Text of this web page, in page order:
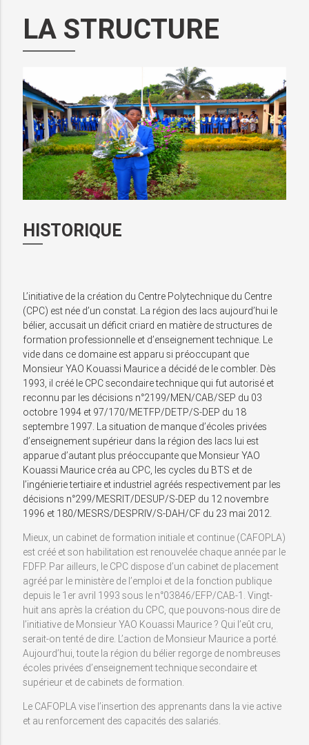
LA STRUCTURE
HISTORIQUE
L’initiative de la création du Centre Polytechnique du Centre
(CPC) est née d’un constat. La région des lacs aujourd’hui le
bélier, accusait un déficit criard en matière de structures de
formation professionnelle et d’enseignement technique. Le
vide dans ce domaine est apparu si préoccupant que
Monsieur YAO Kouassi Maurice a décidé de le combler. Dès
1993, il créé le CPC secondaire technique qui fut autorisé et
reconnu par les décisions n°2199/MEN/CAB/SEP du 03
octobre 1994 et 97/170/METFP/DETP/S-DEP du 18
septembre 1997. La situation de manque d’écoles privées
d’enseignement supérieur dans la région des lacs lui est
apparue d’autant plus préoccupante que Monsieur YAO
Kouassi Maurice créa au CPC, les cycles du BTS et de
l’ingénierie tertiaire et industriel agréés respectivement par les
décisions n°299/MESRIT/DESUP/S-DEP du 12 novembre
1996 et 180/MESRS/DESPRIV/S-DAH/CF du 23 mai 2012.
Mieux, un cabinet de formation initiale et continue (CAFOPLA)
est créé et son habilitation est renouvelée chaque année par le
FDFP. Par ailleurs, le CPC dispose d’un cabinet de placement
agréé par le ministère de l’emploi et de la fonction publique
depuis le 1er avril 1993 sous le n°03846/EFP/CAB-1. Vingt-
huit ans après la création du CPC, que pouvons-nous dire de
l’initiative de Monsieur YAO Kouassi Maurice ? Qui l’eût cru,
serait-on tenté de dire. L’action de Monsieur Maurice a porté.
Aujourd’hui, toute la région du bélier regorge de nombreuses
écoles privées d’enseignement technique secondaire et
supérieur et de cabinets de formation.
Le CAFOPLA vise l’insertion des apprenants dans la vie active
et au renforcement des capacités des salariés.